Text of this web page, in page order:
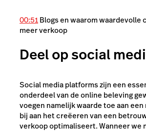
00:51Blogs en waarom
meer verkoop
Deel op social
Social media platforms zijn een
onderdeel van de online beleving
voegen namelijk waarde toe aan een
bij aan het creëeren van een
verkoop optimaliseert. Wanneer we